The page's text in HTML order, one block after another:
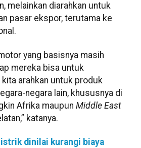
melainkan diarahkan untuk
pasar ekspor, terutama ke
yang basisnya masih
mereka bisa untuk
arahkan untuk produk
negara lain, khususnya di
Afrika maupun Middle East
katanya.
dinilai kurangi biaya